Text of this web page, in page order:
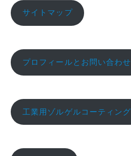
サイトマップ
プロフィールとお問い合わせ
工業用ゾルゲルコーティング